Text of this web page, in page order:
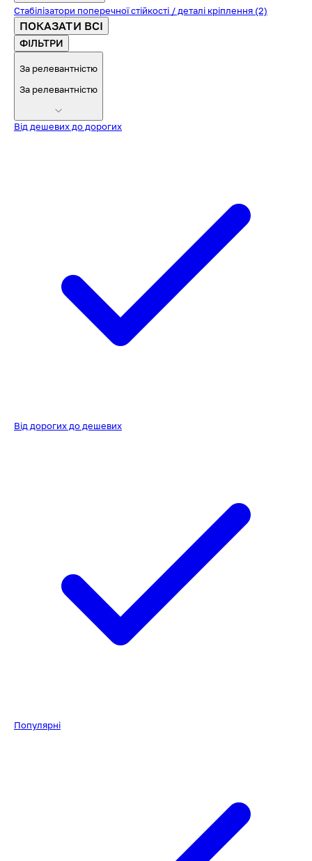
Стабілізатори поперечної стійкості / деталі кріплення (2)
ПОКАЗАТИ ВСІ
ФІЛЬТРИ
За релевантністю
За релевантністю
Від дешевих до дорогих
Від дорогих до дешевих
Популярні